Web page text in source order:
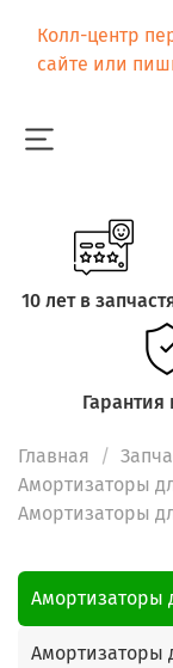
Колл-центр
сайте или
10 лет в
Гарантия
Главная
Амортизаторы
Амортизаторы
Амортизаторы
Амортизаторы